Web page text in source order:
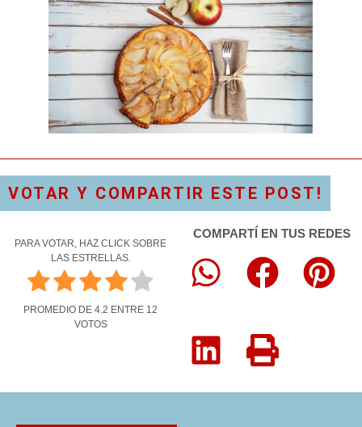
VOTAR Y COMPARTIR ESTE POST!
PARA VOTAR, HAZ CLICK SOBRE
LAS ESTRELLAS.
PROMEDIO DE 4.2 ENTRE 12
VOTOS
COMPARTÍ EN TUS REDES